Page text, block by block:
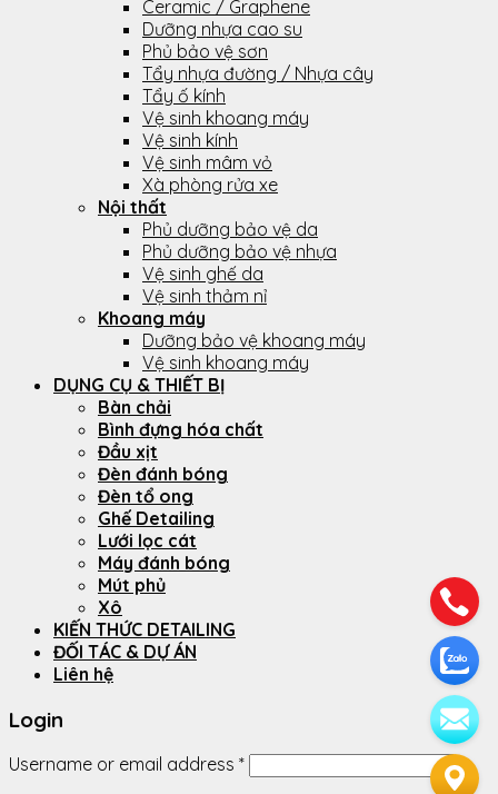
Ceramic / Graphene
Dưỡng nhựa cao su
Phủ bảo vệ sơn
Tẩy nhựa đường / Nhựa cây
Tẩy ố kính
Vệ sinh khoang máy
Vệ sinh kính
Vệ sinh mâm vỏ
Xà phòng rửa xe
Nội thất
Phủ dưỡng bảo vệ da
Phủ dưỡng bảo vệ nhựa
Vệ sinh ghế da
Vệ sinh thảm nỉ
Khoang máy
Dưỡng bảo vệ khoang máy
Vệ sinh khoang máy
DỤNG CỤ & THIẾT BỊ
Bàn chải
Bình đựng hóa chất
Đầu xịt
Đèn đánh bóng
Đèn tổ ong
Ghế Detailing
Lưới lọc cát
Máy đánh bóng
Mút phủ
Xô
KIẾN THỨC DETAILING
ĐỐI TÁC & DỰ ÁN
Liên hệ
Login
Username or email address *